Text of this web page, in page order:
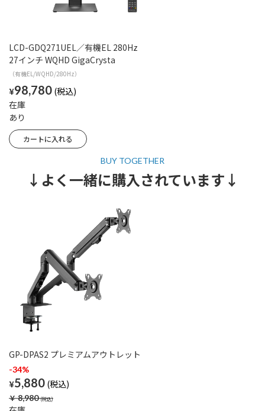
LCD-GDQ271UEL／有機EL 280Hz
27インチ WQHD GigaCrysta
（有機EL/WQHD/280Hz）
¥98,780
在庫
あり
↓よく一緒に購入されています↓
GP-DPAS2 プレミアムアウトレット
-34%
¥5,880
￥8,980